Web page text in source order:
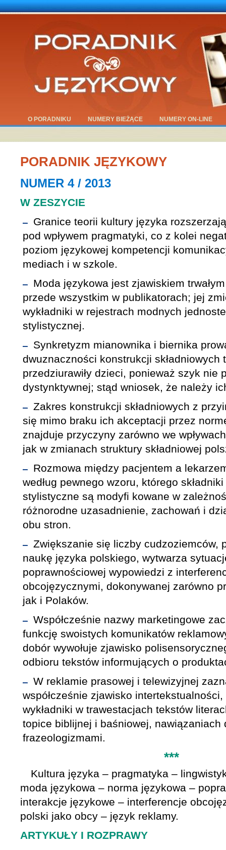
O PORADNIKU NUMERY BIEŻĄCE NUMERY ON-LINE
PORADNIK JĘZYKOWY
NUMER 4 / 2013
W ZESZYCIE
Granice teorii kultury języka
pod wpływem pragmatyki, co z kolei
poziom językowej kompetencji
mediach i w szkole.
Moda językowa jest zjawiskiem
przede wszystkim w publikatorach; jej
wykładniki w rejestrach modnych
stylistycznej.
Synkretyzm mianownika i biernika
dwuznaczności konstrukcji składniowych
przedziurawiły dzieci, ponieważ szyk nie
dystynktywnej; stąd wniosek, że należy
Zakres konstrukcji składniowych z
się mimo braku ich akceptacji przez
znajduje przyczyny zarówno we
jak w zmianach struktury składniowej
Rozmowa między pacjentem a
według pewnego wzoru, którego
stylistyczne są modyfi kowane w
różnorodne uzasadnienie, zachowań i
obu stron.
Zwiększanie się liczby cudzoziemców,
naukę języka polskiego, wytwarza
poprawnościowej wypowiedzi z
obcojęzycznymi, dokonywanej zarówno
jak i Polaków.
Współcześnie nazwy marketingowe
funkcję swoistych komunikatów
dobór wywołuje zjawisko
odbioru tekstów informujących o
W reklamie prasowej i telewizyjnej
współcześnie zjawisko
wykładniki w trawestacjach tekstów
topice biblijnej i baśniowej, nawiązaniach
frazeologizmami.
***
Kultura języka – pragmatyka –
moda językowa – norma językowa –
interakcje językowe – interferencje
polski jako obcy – język reklamy.
ARTYKUŁY I ROZPRAWY